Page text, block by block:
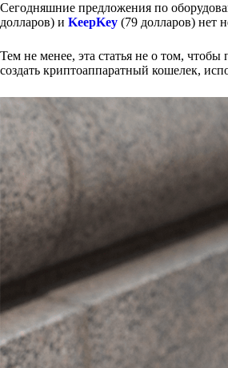
Сегодняшние предложения по
долларов) и KeepKey (79 долларов) нет
Тем не менее, эта статья не о том,
создать криптоаппаратный кошелек,